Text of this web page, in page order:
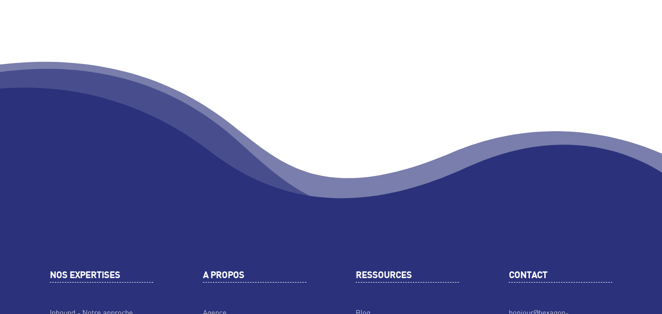
NOS EXPERTISES A PROPOS RESSOURCES CONTACT